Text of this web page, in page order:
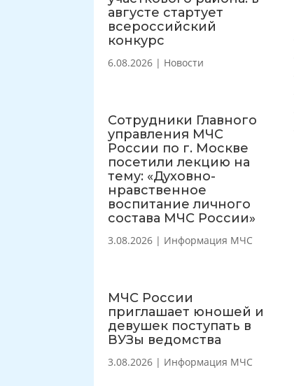
августе стартует
всероссийский
конкурс
6.08.2026 | Новости
Сотрудники Главного
управления МЧС
России по г. Москве
посетили лекцию на
тему: «Духовно-
нравственное
воспитание личного
состава МЧС России»
3.08.2026 | Информация МЧС
МЧС России
приглашает юношей и
девушек поступать в
ВУЗы ведомства
3.08.2026 | Информация МЧС